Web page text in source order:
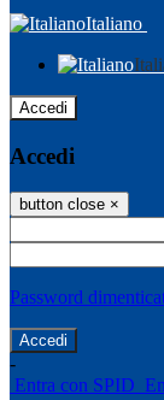
Italiano
Accedi
Accedi
button close ×
Password
-
Entra con SPID